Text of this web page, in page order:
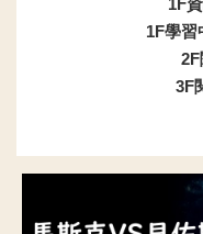
1F
1F學習
2F
3F